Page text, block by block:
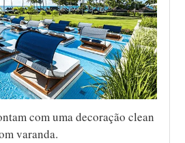
com uma decoração clean
varanda.